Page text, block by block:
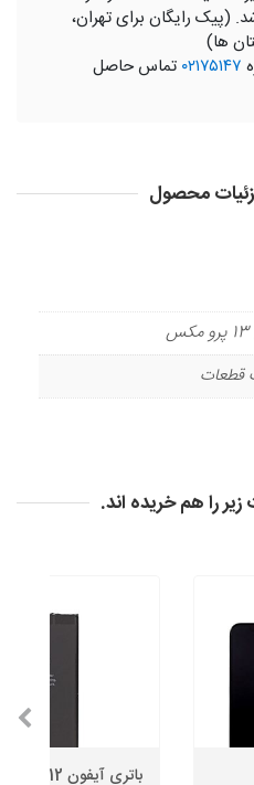
(پیک رایگان برای تهران،
ها)
۰۲۱۷۵۱۴۷ تماس حاصل
محصول
قطعات
را هم خریده اند.
باتری آیفون 12